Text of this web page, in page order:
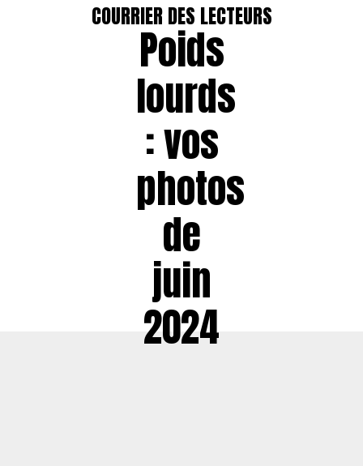
COURRIER DES LECTEURS
Poids
lourds
: vos
photos
de
juin
2024